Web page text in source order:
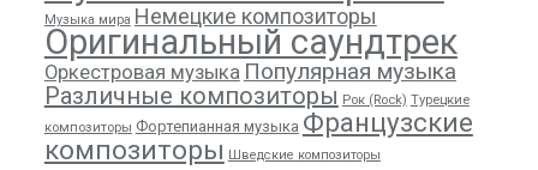
Музыка мира Немецкие композиторы
Оригинальный саундтрек
Оркестровая музыка Популярная музыка
Различные композиторы Рок (Rock) Турецкие
композиторы Фортепианная музыка Французские
композиторы Шведские композиторы